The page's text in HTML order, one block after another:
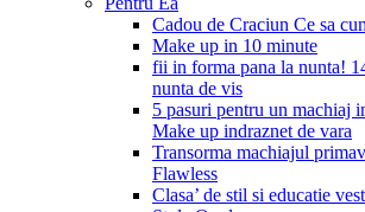
Cadou de Craciun Ce sa
Make up in 10 minute
fii in forma pana la nunta!
nunta de vis
5 pasuri pentru un machiaj
Make up indraznet de vara
Transorma machiajul
Flawless
Clasa’ de stil si educatie